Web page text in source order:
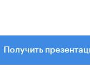
Получить